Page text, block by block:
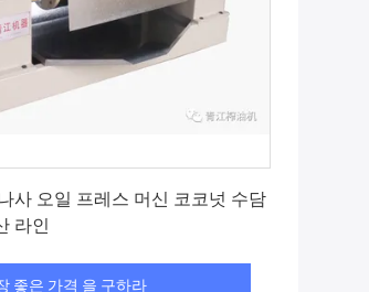
사 오일 프레스 머신 코코넛 수담
라인
좋은 가격 을 구하라